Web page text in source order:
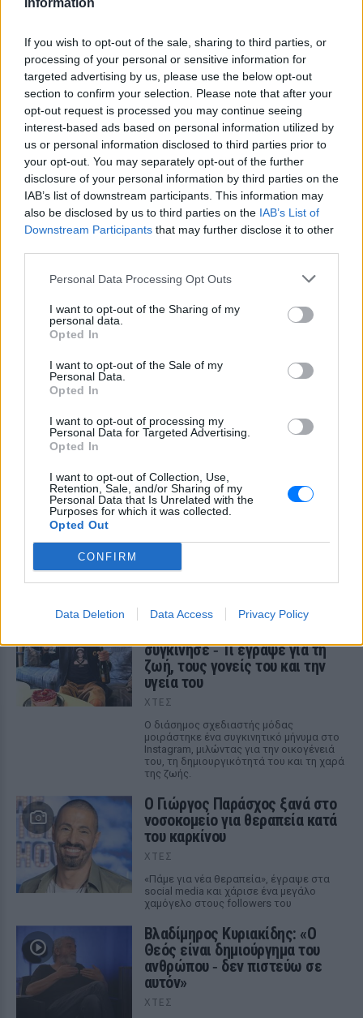
Information
If you wish to opt-out of the sale, sharing to third parties, or
processing of your personal or sensitive information for
targeted advertising by us, please use the below opt-out
section to confirm your selection. Please note that after your
opt-out request is processed you may continue seeing
interest-based ads based on personal information utilized by
us or personal information disclosed to third parties prior to
your opt-out. You may separately opt-out of the further
disclosure of your personal information by third parties on the
IAB’s list of downstream participants. This information may
also be disclosed by us to third parties on the IAB’s List of
Downstream Participants that may further disclose it to other
Personal Data Processing Opt Outs
I want to opt-out of the Sharing of my
personal data.
Opted In
I want to opt-out of the Sale of my
Personal Data.
Opted In
I want to opt-out of processing my
Personal Data for Targeted Advertising.
Opted In
I want to opt-out of Collection, Use,
Retention, Sale, and/or Sharing of my
Personal Data that Is Unrelated with the
Purposes for which it was collected.
Opted Out
CONFIRM
Data Deletion Data Access Privacy Policy
έγινε μία από τις μεγαλύτερες ποπ σταρ
των 00s
Η πιο δύσκολη στιγμή στη ζωή
του Barack Obama δεν συνέβη
στον Λευκό Οίκο
ΠΡΙΝ 8 ΏΡΕΣ
Η νύχτα που ο Barack και η Michelle
Obama φοβήθηκαν για τη ζωή της κόρης
τους
«Δεν θα το ξεχάσω όσο ζω»: Η
συγκλονιστική εξομολόγηση
της Αγγελικής Ηλιάδη για τη
στιγμή που είδε τον Ιησού
ΧΤΕΣ
το Instagram μια εμπειρία που λέει πως
έζησε όταν ο γιος της νοσηλευόταν στο
Η Ιωάννα Τούνη δημοσίευσε υλικό από τις
διακοπές της στη Μύκονο: Όσο και αν έχω
ταξιδέψει, αυτός είναι ο αγαπημένος μου
προορισμός
Η Instagrammer έδειξε στους διαδικτυακούς της
ακόλουθους εικόνες από την απόδρασή της
ΧΤΕΣ
Ο Λάκης Γαβαλάς έκλεισε τα 74
συγκίνησε ‑ Τι έγραψε για τη
ζωή, τους γονείς του και την
υγεία του
ΧΤΕΣ
Ο διάσημος σχεδιαστής μόδας
μοιράστηκε ένα συγκινητικό μήνυμα στο
Instagram, μιλώντας για την οικογένειά
του, τη δημιουργικότητά του και τη χαρά
της ζωής.
O Γιώργος Παράσχος ξανά στο
νοσοκομείο για θεραπεία κατά
του καρκίνου
ΧΤΕΣ
«Πάμε για νέα θεραπεία», έγραψε στα
social media και χάρισε ένα μεγάλο
χαμόγελο στους followers του
Βλαδίμηρος Κυριακίδης: «Ο
Θεός είναι δημιούργημα του
ανθρώπου ‑ δεν πιστεύω σε
αυτόν»
ΧΤΕΣ